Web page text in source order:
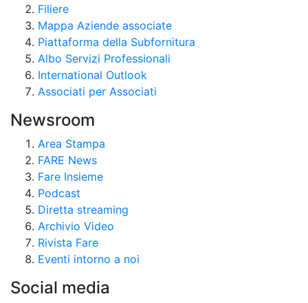
Filiere
Mappa Aziende associate
Piattaforma della Subfornitura
Albo Servizi Professionali
International Outlook
Associati per Associati
Newsroom
Area Stampa
FARE News
Fare Insieme
Podcast
Diretta streaming
Archivio Video
Rivista Fare
Eventi intorno a noi
Social media